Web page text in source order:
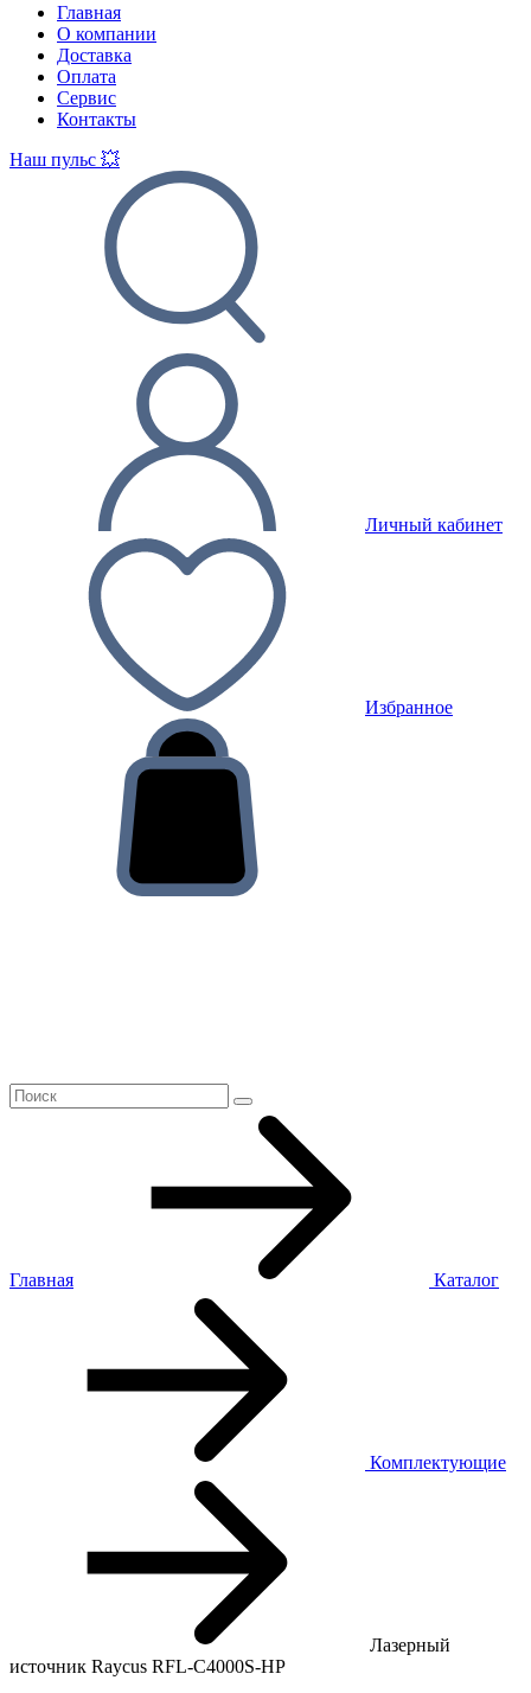
Главная
О компании
Доставка
Оплата
Сервис
Контакты
Наш пульс 💥
Личный кабинет
Избранное
Главная Каталог
Комплектующие
Лазерный
источник Raycus RFL-C4000S-HP